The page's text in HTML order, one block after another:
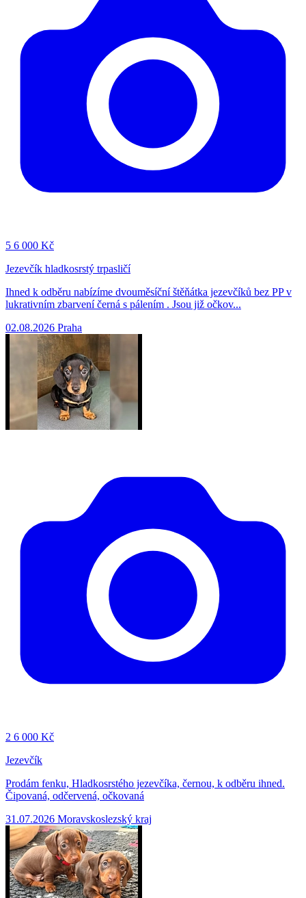
5 6 000 Kč
Jezevčík hladkosrstý trpasličí
Ihned k odběru nabízíme dvouměsíční štěňátka jezevčíků bez PP v
lukrativním zbarvení černá s pálením . Jsou již očkov...
02.08.2026 Praha
2 6 000 Kč
Jezevčík
Prodám fenku, Hladkosrstého jezevčíka, černou, k odběru ihned.
Čipovaná, odčervená, očkovaná
31.07.2026 Moravskoslezský kraj